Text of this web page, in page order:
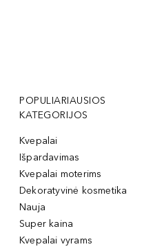
POPULIARIAUSIOS
KATEGORIJOS
Kvepalai
Išpardavimas
Kvepalai moterims
Dekoratyvinė kosmetika
Nauja
Super kaina
Kvepalai vyrams